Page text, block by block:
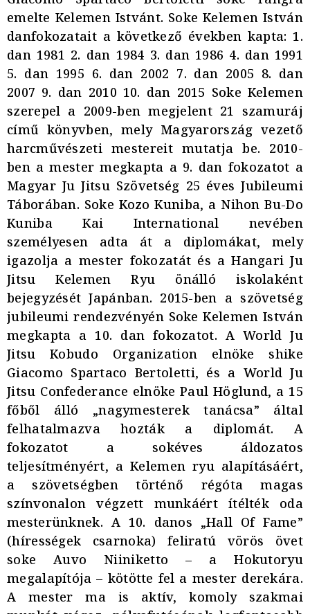
emelte Kelemen Istvánt. Soke Kelemen István
danfokozatait a következő években kapta: 1.
dan 1981 2. dan 1984 3. dan 1986 4. dan 1991
5. dan 1995 6. dan 2002 7. dan 2005 8. dan
2007 9. dan 2010 10. dan 2015 Soke Kelemen
szerepel a 2009-ben megjelent 21 szamuráj
című könyvben, mely Magyarország vezető
harcművészeti mestereit mutatja be. 2010-
ben a mester megkapta a 9. dan fokozatot a
Magyar Ju Jitsu Szövetség 25 éves Jubileumi
Táborában. Soke Kozo Kuniba, a Nihon Bu-Do
Kuniba Kai International nevében
személyesen adta át a diplomákat, mely
igazolja a mester fokozatát és a Hangari Ju
Jitsu Kelemen Ryu önálló iskolaként
bejegyzését Japánban. 2015-ben a szövetség
jubileumi rendezvényén Soke Kelemen István
megkapta a 10. dan fokozatot. A World Ju
Jitsu Kobudo Organization elnöke shike
Giacomo Spartaco Bertoletti, és a World Ju
Jitsu Confederance elnöke Paul Höglund, a 15
főből álló „nagymesterek tanácsa” által
felhatalmazva hozták a diplomát. A
fokozatot a sokéves áldozatos
teljesítményért, a Kelemen ryu alapításáért,
a szövetségben történő régóta magas
színvonalon végzett munkáért ítélték oda
mesterünknek. A 10. danos „Hall Of Fame”
(hírességek csarnoka) feliratú vörös övet
soke Auvo Niiniketto – a Hokutoryu
megalapítója – kötötte fel a mester derekára.
A mester ma is aktív, komoly szakmai